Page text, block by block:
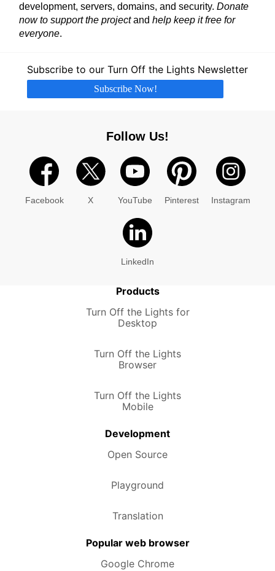
development, servers, domains, and security. Donate
now to support the projectand help keep it free for
everyone.
Subscribe to our Turn Off the Lights Newsletter
Subscribe Now!
Follow Us!
Facebook X YouTube Pinterest Instagram
LinkedIn
Products
Turn Off the Lights for
Desktop
Turn Off the Lights
Browser
Turn Off the Lights
Mobile
Development
Open Source
Playground
Translation
Popular web browser
Google Chrome